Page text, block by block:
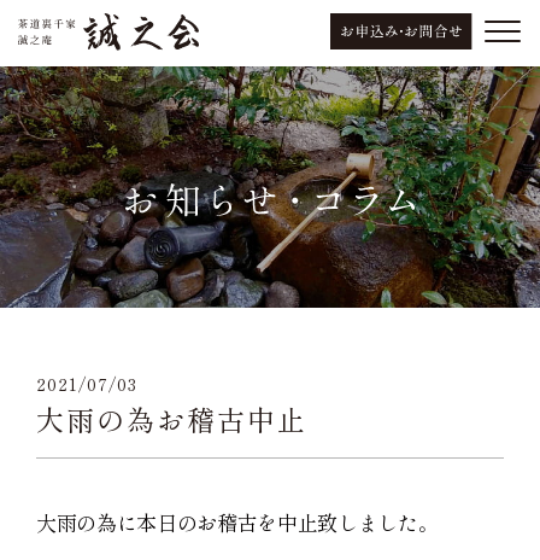
2021/07/03
大雨の為お稽古中止
大雨の為に本日のお稽古を中止致しました。